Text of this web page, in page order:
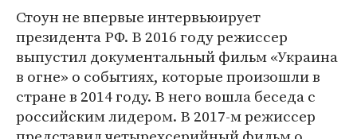
Стоун не впервые интервьюирует
президента РФ. В 2016 году режиссер
выпустил документальный фильм «Украина
в огне» о событиях, которые произошли в
стране в 2014 году. В него вошла беседа с
российским лидером. В 2017-м режиссер